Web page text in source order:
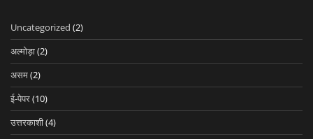
Uncategorized (2)
अल्मोड़ा(2)
असम(2)
ई-पेपर(10)
उत्तरकाशी(4)